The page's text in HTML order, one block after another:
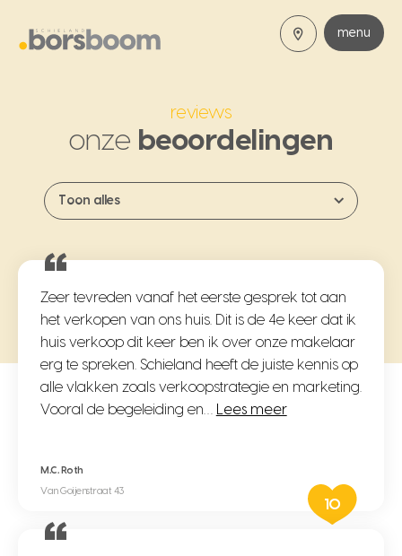
menu
reviews
onze beoordelingen
Toon alles
Zeer tevreden vanaf het eerste gesprek tot aan
het verkopen van ons huis. Dit is de 4e keer dat ik
huis verkoop dit keer ben ik over onze makelaar
erg te spreken. Schieland heeft de juiste kennis op
alle vlakken zoals verkoopstrategie en marketing.
Vooral de begeleiding en…
Lees meer
M.C. Roth
Van Goijenstraat 43
10